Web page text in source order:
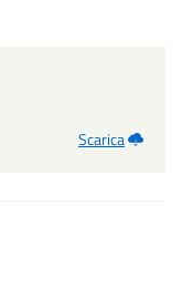
Scarica